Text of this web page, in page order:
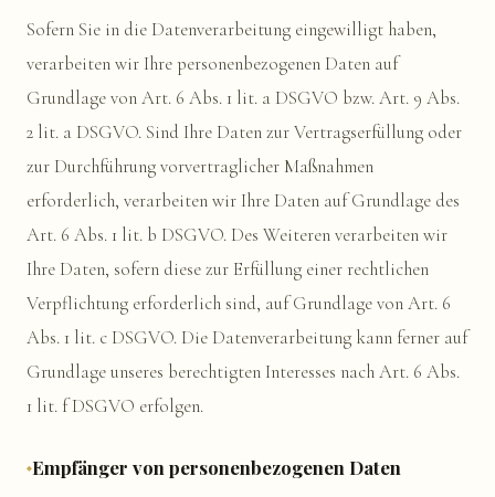
Sofern Sie in die Datenverarbeitung eingewilligt haben,
verarbeiten wir Ihre personenbezogenen Daten auf
Grundlage von Art. 6 Abs. 1 lit. a DSGVO bzw. Art. 9 Abs.
2 lit. a DSGVO. Sind Ihre Daten zur Vertragserfüllung oder
zur Durchführung vorvertraglicher Maßnahmen
erforderlich, verarbeiten wir Ihre Daten auf Grundlage des
Art. 6 Abs. 1 lit. b DSGVO. Des Weiteren verarbeiten wir
Ihre Daten, sofern diese zur Erfüllung einer rechtlichen
Verpflichtung erforderlich sind, auf Grundlage von Art. 6
Abs. 1 lit. c DSGVO. Die Datenverarbeitung kann ferner auf
Grundlage unseres berechtigten Interesses nach Art. 6 Abs.
1 lit. f DSGVO erfolgen.
Empfänger von personenbezogenen Daten